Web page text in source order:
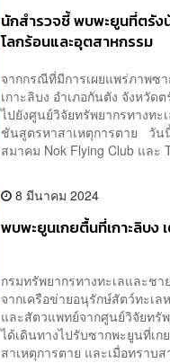
นักสำรวจชี้ พบพะยูนที่ตรัง
โลกร้อนและอุตสาหกรรม
จากกรณีที่มีการเผยแพร่ภาพซ
เกาะลิบง อำเภอกันตัง จังหวั
ไปยังศูนย์วิจัยทรัพยากรทางท
ชันสูตรหาสาเหตุการตาย วัน
สมาคม Nok Flying Club และ
8 มีนาคม 2024
พบพะยูนเกยตื้นที่เกาะลิบง
กรมทรัพยากรทางทะเลและช
จากเครือข่ายอนุรักษ์สัตว์ทะเ
และสัตวแพทย์จากศูนย์วิจัยทรั
ได้เดินทางไปรับซากพะยูนที่เ
สาเหตุการตาย และเมื่อทราบ